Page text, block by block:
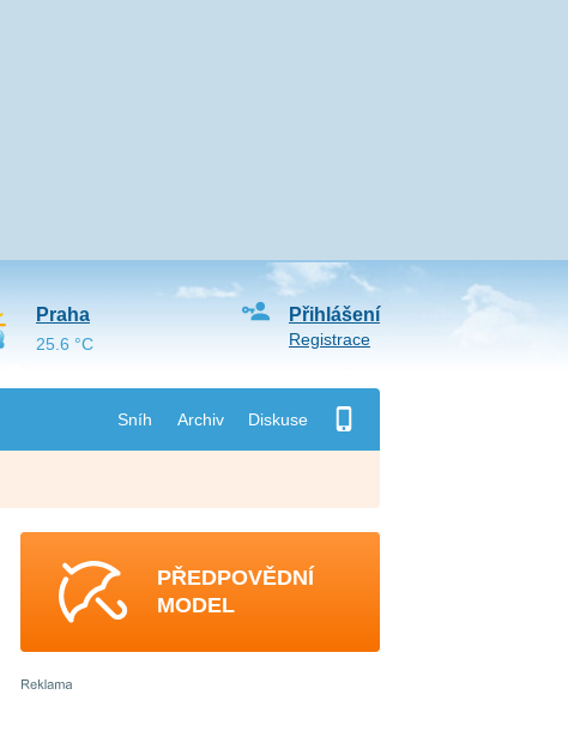
Sníh Archiv Diskuse
Přihlášení
Registrace
Praha
25.6 °C
PŘEDPOVĚDNÍ
MODEL